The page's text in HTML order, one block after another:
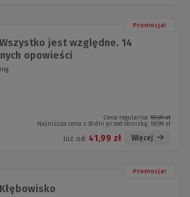
Promocja!
Wszystko jest względne. 14
opowieści
Cena regularna: 59,99 zł
Najniższa cena z 30 dni przed obniżką: 59,99 zł
Już od: 41,99 zł Więcej
Promocja!
Kłębowisko